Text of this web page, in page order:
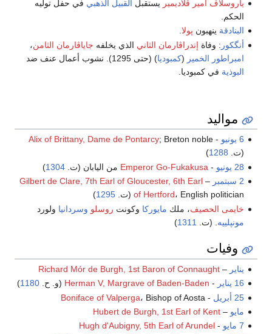
ياروسلاڤ أمير ڤلاديمير يستقبل القبيل الذهبي في حفل توليه
الحكم.
البنادقة ينهبون پولا.
أنگكور : وفاة إندراڤارمان الثاني الذي يخلفه جاياڤارمان الثامن،
امبراطور الخمير (كمبوديا) (حتى 1295). نشوب أعمال عنف ضد
البوذية في كمبوديا.
مواليد
6 يونيو -
Alix of Brittany, Dame de Pontarcy; Breton noble
(ت. 1288
)
28 يونيو
-
Emperor Go-Fukakusa من اليابان (ت.1304
)
2 سبتمبر
–
Gilbert de Clare, 7th Earl of Gloucester, 6th Earl
of Hertford، English politician (ت. 1295
)
خايمى الحصيف، ملك مايوركا وكونت روسلو وسردانيا ولورد
مونپلييه . (ت. 1311
)
وفيات
يناير –
Richard Mór de Burgh, 1st Baron of Connaught
16 يناير
-
Herman V, Margrave of Baden-Baden (و. ح.1180
)
25 أبريل
-
Boniface of Valperga، Bishop of Aosta
مايو –
Hubert de Burgh, 1st Earl of Kent
7 مايو
-
Hugh d'Aubigny, 5th Earl of Arundel